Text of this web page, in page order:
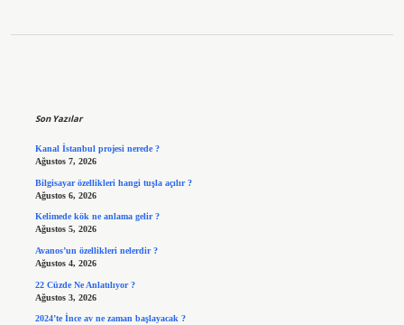
Son Yazılar
Kanal İstanbul projesi nerede ?
Ağustos 7, 2026
Bilgisayar özellikleri hangi tuşla açılır ?
Ağustos 6, 2026
Kelimede kök ne anlama gelir ?
Ağustos 5, 2026
Avanos’un özellikleri nelerdir ?
Ağustos 4, 2026
22 Cüzde Ne Anlatılıyor ?
Ağustos 3, 2026
2024’te İnce av ne zaman başlayacak ?